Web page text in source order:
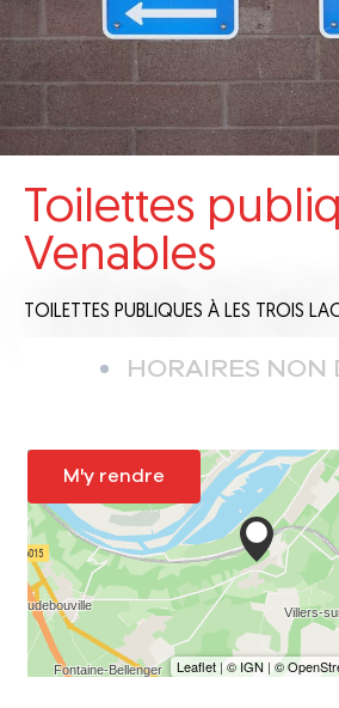
Toilettes
Venables
TOILETTES PUBLIQUES À LES TROIS
HORAIRES NON
M'y rendre